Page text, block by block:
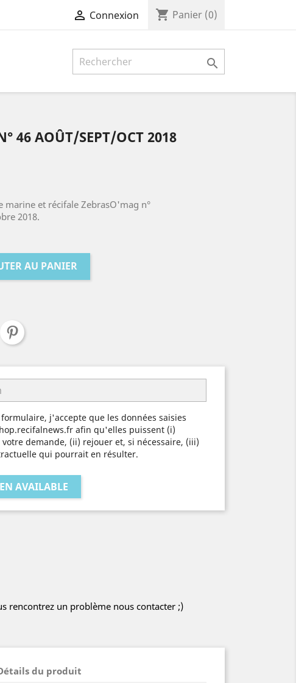
 Connexion shopping_cart Panier (0)

46 AOÛT/SEPT/OCT 2018
et récifale ZebrasO'mag n°
2018.
AU PANIER
j'accepte que les données saisies
afin qu'elles puissent (i)
demande, (ii) rejouer et, si nécessaire, (iii)
qui pourrait en résulter.
AVAILABLE
rencontrez un problème nous contacter ;)
du produit